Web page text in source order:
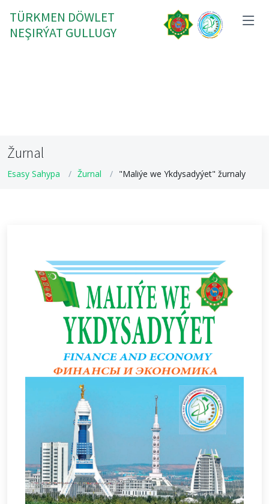
TÜRKMEN DÖWLET
NEŞIRÝAT GULLUGY
Žurnal
Esasy Sahypa Žurnal "Maliýe we Ykdysadyýet" žurnaly